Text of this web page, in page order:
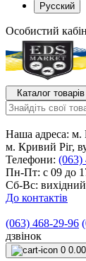
Русский
Особистий
Каталог товарів
Наша адреса: м.
м. Кривий Ріг,
Телефони: (063)
Пн-Пт: с 09 до
Сб-Вс: вихідний
До контактів
(063) 468-29-96
дзвінок
0